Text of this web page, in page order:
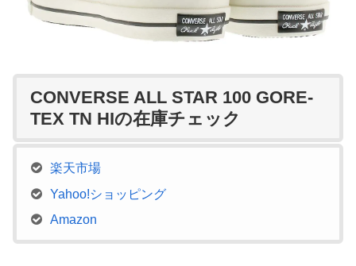
CONVERSE ALL STAR 100 GORE-
TEX TN HIの在庫チェック
楽天市場
Yahoo!ショッピング
Amazon